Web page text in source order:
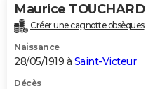
Maurice TOUCHARD
Créer une cagnotte obsèques
Naissance
28/05/1919 à Saint-Victeur
Décès